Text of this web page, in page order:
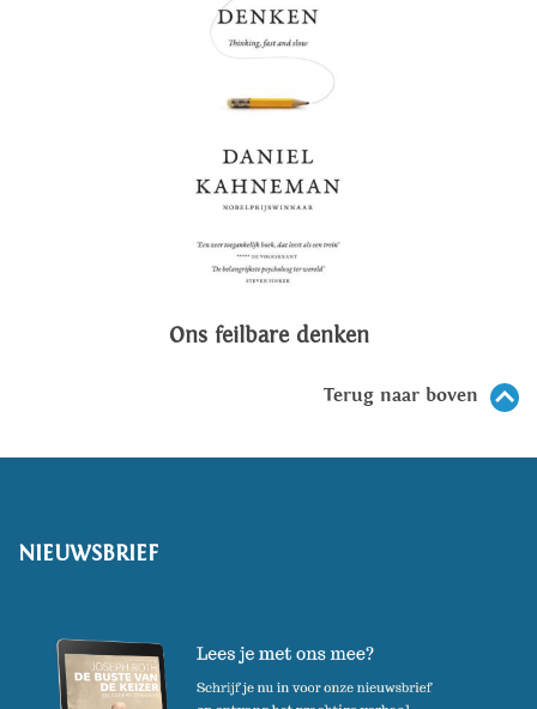
Ons feilbare denken
Terug naar boven
NIEUWSBRIEF